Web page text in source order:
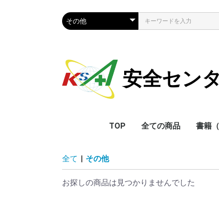
安全セン
TOP 全ての商品 書籍
全て | その他
お探しの商品は見つかりませんでした